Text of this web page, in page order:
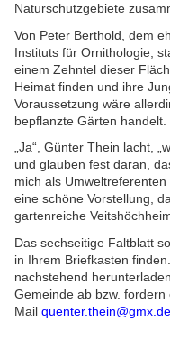
Naturschutzgebiete
Von Peter Berthold, dem
Instituts für Ornithologie,
einem Zehntel dieser
Heimat finden und ihre
Voraussetzung wäre
bepflanzte Gärten handelt.
„Ja“, Günter Thein lacht,
und glauben fest daran,
mich als
eine schöne Vorstellung,
gartenreiche
Das sechseitige Faltblatt
in Ihrem Briefkasten
nachstehend
Gemeinde ab bzw.
Mail quenter.thein@gmx.de